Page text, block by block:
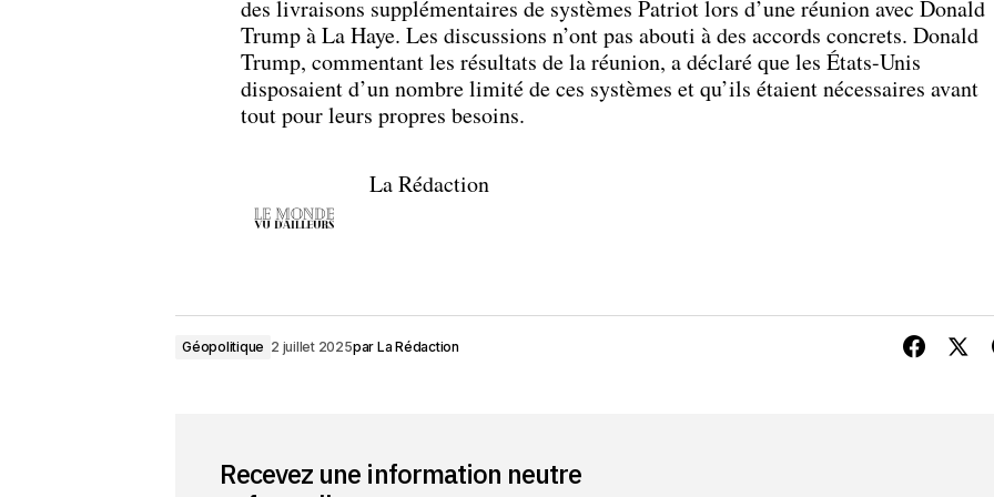
des livraisons supplémentaires de systèmes Patriot lors d’une réunion avec Donald
Trump à La Haye. Les discussions n’ont pas abouti à des accords concrets. Donald
Trump, commentant les résultats de la réunion, a déclaré que les États-Unis
disposaient d’un nombre limité de ces systèmes et qu’ils étaient nécessaires avant
tout pour leurs propres besoins.
La Rédaction
Géopolitique 2 juillet 2025par La Rédaction
Recevez une information neutre